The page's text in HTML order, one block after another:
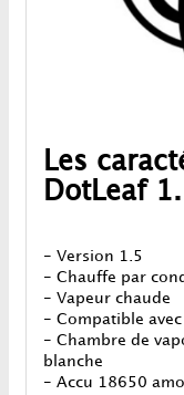
Les
DotLeaf
- Version 1.5
- Chauffe par
- Vapeur chaude
- Compatible
- Chambre de
blanche
- Accu 18650